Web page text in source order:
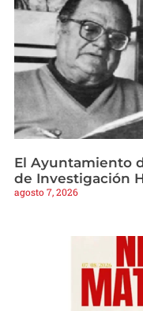
El Ayuntamiento
de Investigación
agosto 7, 2026